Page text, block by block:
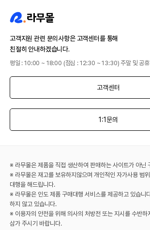
고객지원 관련 문의사항은 고객센터를 통해
친절히 안내하겠습니다.
평일 : 10:00 ~ 18:00 (점심 : 12:30 ~ 13:30) 주말 및 공휴
고객센터
1:1문의
※ 라무몰은 제품을 직접 생산하여 판매하는 사이트가 아닌
※ 라무몰은 재고를 보유하지않으며 개인적인 자가사용 범
대행을 해드립니다.
※ 라무몰은 인도 제품 구매대행 서비스를 제공하고 있습니
하지 않고 있습니다.
※ 이용자의 안전을 위해 의사의 처방전 또는 지시를 수반하
삼가 주시기 바랍니다.